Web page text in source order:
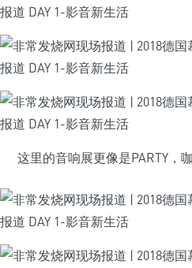
这里的音响展更像是PARTY，